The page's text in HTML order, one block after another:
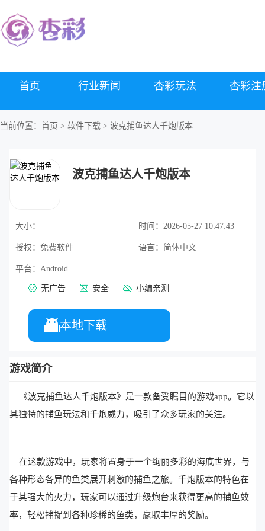
首页 行业新闻 杏彩玩法 杏彩注
当前位置： 首页 > 软件下载 > 波克捕鱼达人千炮版本
波克捕鱼达人千炮版本
大小： 时间：2026-05-27 10:47:43
授权： 免费软件 语言： 简体中文
平台：Android
无广告 安全 小编亲测
本地下载
游戏简介
《波克捕鱼达人千炮版本》是一款备受瞩目的游戏app。它以
其独特的捕鱼玩法和千炮威力，吸引了众多玩家的关注。
在这款游戏中，玩家将置身于一个绚丽多彩的海底世界，与
各种形态各异的鱼类展开刺激的捕鱼之旅。千炮版本的特色在
于其强大的火力，玩家可以通过升级炮台来获得更高的捕鱼效
率，轻松捕捉到各种珍稀的鱼类，赢取丰厚的奖励。